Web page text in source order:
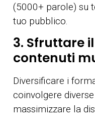
(5000+ parole) su
tuo pubblico.
3. Sfruttare
contenuti
Diversificare i
coinvolgere
massimizzare la